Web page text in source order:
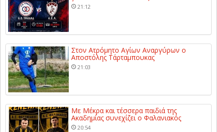
21:12
Στον Ατρόμητο Αγίων Αναργύρων ο
Αποστόλης Τάρταμπουκας
21:03
Με Μέκρα και τέσσερα παιδιά της
Ακαδημίας συνεχίζει ο Φαλανιακός
20:54